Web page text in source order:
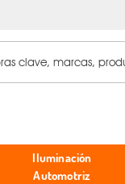
Iluminación
Automotriz